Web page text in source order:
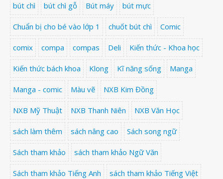
bút chì bút chì gỗ Bút máy bút mực
Chuẩn bị cho bé vào lớp 1 chuốt bút chì Comic
comix compa compas Deli Kiến thức - Khoa học
Kiến thức bách khoa Klong Kĩ năng sống Manga
Manga - comic Màu vẽ NXB Kim Đồng
NXB Mỹ Thuật NXB Thanh Niên NXB Văn Học
sách làm thêm sách nâng cao Sách song ngữ
Sách tham khảo sách tham khảo Ngữ Văn
Sách tham khảo Tiếng Anh sách tham khảo Tiếng Việt